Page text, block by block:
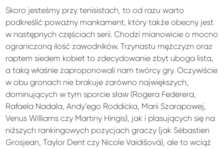
Skoro jesteśmy przy tenisistach, to od razu warto
podkreślić poważny mankament, który także obecny jest
w następnych częściach serii. Chodzi mianowicie o mocno
ograniczoną ilość zawodników. Trzynastu mężczyzn oraz
raptem siedem kobiet to zdecydowanie zbyt uboga lista,
a taką właśnie zaproponowali nam twórcy gry. Oczywiście
w obu gronach nie brakuje zarówno największych,
dominujących w tym sporcie sław (Rogera Federera,
Rafaela Nadala, Andy’ego Roddicka, Marii Szarapowej,
Venus Williams czy Martiny Hingis), jak i plasujących się na
niższych rankingowych pozycjach graczy (jak Sébastien
Grosjean, Taylor Dent czy Nicole Vaidišová), ale to wciąż